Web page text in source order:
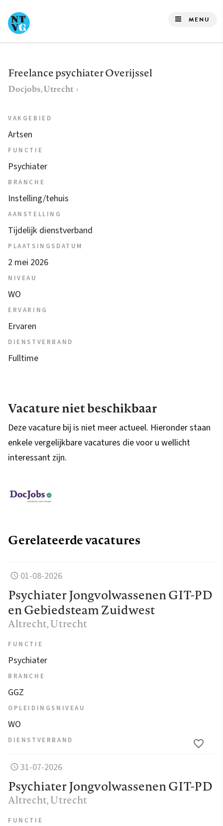
naar
de
gaan
MENU
Freelance psychiater Overijssel
Docjobs, Utrecht
VAKGEBIED
Artsen
FUNCTIE
Psychiater
BRANCHE
Instelling/tehuis
AANSTELLING
Tijdelijk dienstverband
PLAATSINGSDATUM
2 mei 2026
NIVEAU
WO
ERVARING
Ervaren
DIENSTVERBAND
Fulltime
Vacature niet beschikbaar
Deze vacature bij is niet meer actueel. Hieronder staan
enkele vergelijkbare vacatures die voor u wellicht
interessant zijn.
Gerelateerde vacatures
01-08-2026
Psychiater Jongvolwassenen GIT-PD
en Gebiedsteam Zuidwest
Altrecht, Utrecht
FUNCTIE
Psychiater
BRANCHE
GGZ
OPLEIDINGSNIVEAU
WO
DIENSTVERBAND
31-07-2026
Psychiater Jongvolwassenen GIT-PD
Altrecht, Utrecht
FUNCTIE